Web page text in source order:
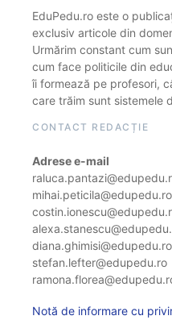
EduPedu.ro este o
exclusiv articole din
Urmărim constant cum
cum face politicile din
îi formează pe profesori,
care trăim sunt sistemele
CONTACT REDACȚIE
Adrese e-mail
mihai.peticila@edupedu.ro
diana.ghimisi@edupedu.ro
stefan.lefter@edupedu.ro
Notă de informare cu